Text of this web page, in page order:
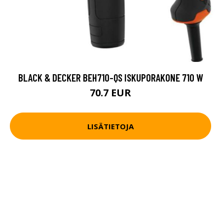
BLACK & DECKER BEH710-QS ISKUPORAKONE 710 W
70.7 EUR
LISÄTIETOJA